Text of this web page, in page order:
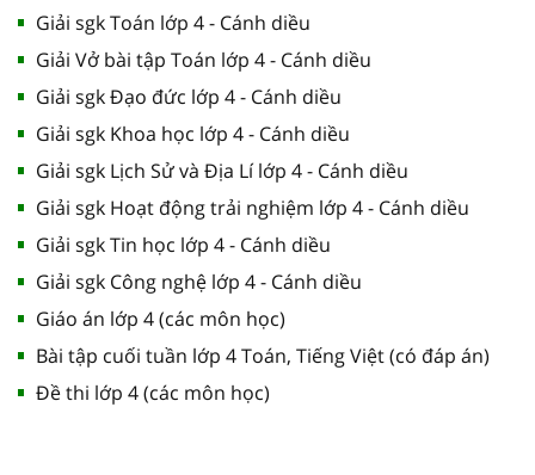
Giải sgk Toán lớp 4 - Cánh diều
Giải Vở bài tập Toán lớp 4 - Cánh diều
Giải sgk Đạo đức lớp 4 - Cánh diều
Giải sgk Khoa học lớp 4 - Cánh diều
Giải sgk Lịch Sử và Địa Lí lớp 4 - Cánh diều
Giải sgk Hoạt động trải nghiệm lớp 4 - Cánh diều
Giải sgk Tin học lớp 4 - Cánh diều
Giải sgk Công nghệ lớp 4 - Cánh diều
Giáo án lớp 4 (các môn học)
Bài tập cuối tuần lớp 4 Toán, Tiếng Việt (có đáp án)
Đề thi lớp 4 (các môn học)